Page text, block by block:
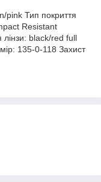
pink Тип покриття
Resistant
лінзи: black/red full
135-0-118 Захист